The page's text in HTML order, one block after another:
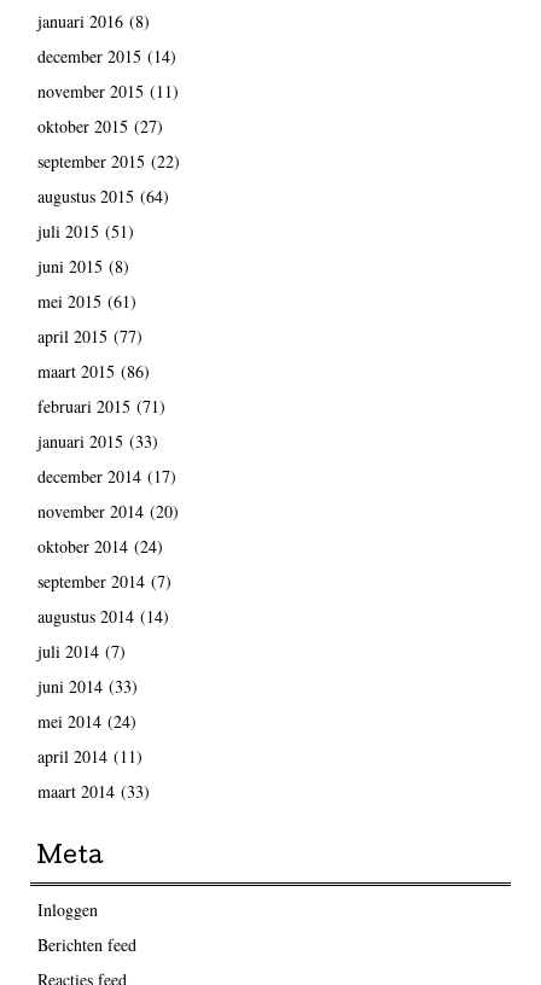
januari 2016(8)
december 2015 (14)
november 2015 (11)
oktober 2015 (27)
september 2015 (22)
augustus 2015 (64)
juli 2015 (51)
juni 2015 (8)
mei 2015 (61)
april 2015 (77)
maart 2015 (86)
februari 2015 (71)
januari 2015 (33)
december 2014(17)
november 2014(20)
oktober 2014(24)
september 2014(7)
augustus 2014(14)
juli 2014(7)
juni 2014(33)
mei 2014(24)
april 2014(11)
maart 2014(33)
Meta
Inloggen
Berichten feed
Reacties feed